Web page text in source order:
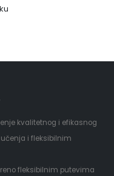
kvalitetnog i efikasnog
i fleksibilnim
fleksibilnim putevima